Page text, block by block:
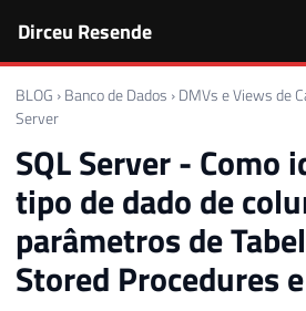
Dirceu Resende
BLOG › Banco de Dados › DMVs e Views de
Server
SQL Server - Como
tipo de dado de
parâmetros de
Stored Procedures